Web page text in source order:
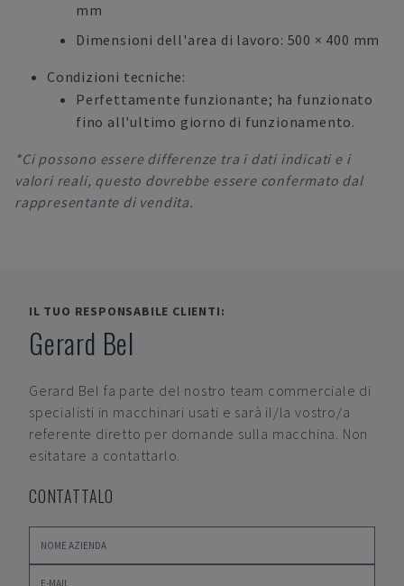
mm
Dimensioni dell'area di lavoro: 500 × 400 mm
Condizioni tecniche:
Perfettamente funzionante; ha funzionato
fino all'ultimo giorno di funzionamento.
*Ci possono essere differenze tra i dati indicati e i
valori reali, questo dovrebbe essere confermato dal
rappresentante di vendita.
IL TUO RESPONSABILE CLIENTI:
Gerard Bel
Gerard Bel fa parte del nostro team commerciale di
specialisti in macchinari usati e sarà il/la vostro/a
referente diretto per domande sulla macchina. Non
esitatare a contattarlo.
CONTATTALO